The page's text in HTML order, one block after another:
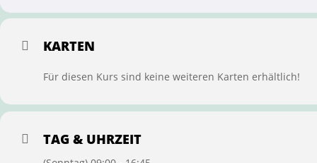
KARTEN
Für diesen Kurs sind keine weiteren Karten erhältlich!
TAG & UHRZEIT